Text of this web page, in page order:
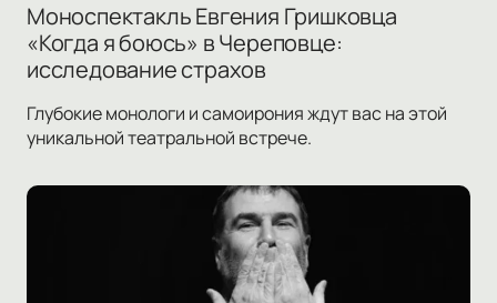
Моноспектакль Евгения Гришковца
«Когда я боюсь» в Череповце:
исследование страхов
Глубокие монологи и самоирония ждут вас на этой
уникальной театральной встрече.